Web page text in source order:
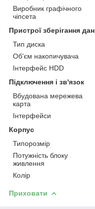
Виробник графічного
чіпсета
Пристрої зберігання
Тип диска
Об'єм накопичувача
Інтерфейс HDD
Підключення і зв'язок
Вбудована мережева
карта
Інтерфейси
Корпус
Типорозмір
Потужність блоку
живлення
Колір
Приховати